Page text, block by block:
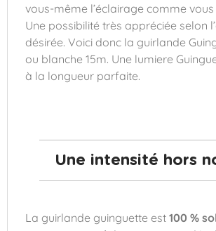
vous-même l’éclairage comme vous
Une possibilité très appréciée selon
désirée. Voici donc la guirlande
ou blanche 15m. Une lumiere
à la longueur parfaite.
Une intensité hors
La guirlande guinguette est 100 %